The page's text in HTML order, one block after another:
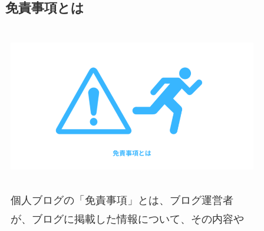
免責事項とは
個人ブログの「免責事項」とは、ブログ運営者
が、ブログに掲載した情報について、その内容や